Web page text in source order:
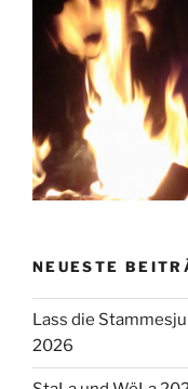
NEUESTE
Lass die
2026